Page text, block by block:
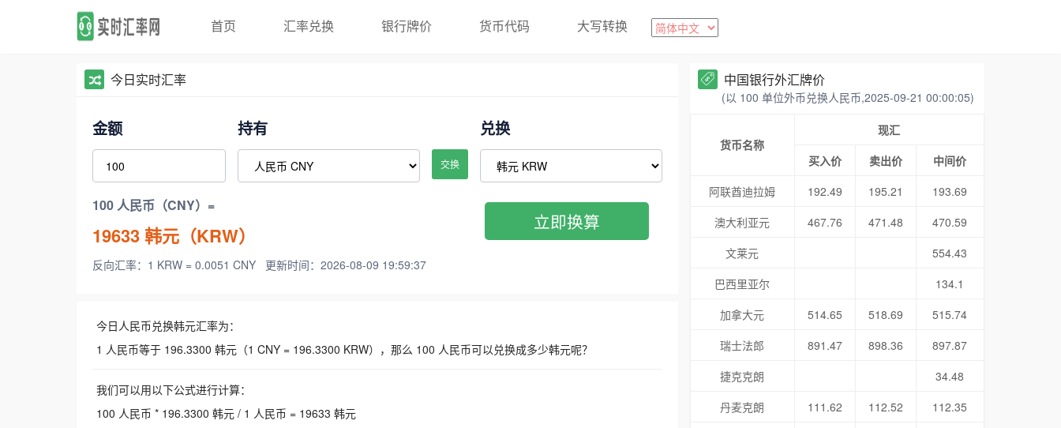
首页 汇率兑换 银行牌价 货币代码 大写转换
今日实时汇率
金额 持有
交换
兑换
100 人民币（CNY）=
19633韩元（KRW）
反向汇率：1 KRW = 0.0051 CNY 更新时间：2026-08-09 19:59:37
立即换算
今日人民币兑换韩元汇率为：
1 人民币等于 196.3300 韩元（1 CNY = 196.3300 KRW），那么 100 人民币可以兑换成多少韩元呢？
我们可以用以下公式进行计算：
100 人民币 * 196.3300 韩元 / 1 人民币 = 19633 韩元
中国银行外汇牌价
(以 100 单位外币兑换人民币,2025-09-21 00:00:05)
货币名称
现汇
买入价
卖出价
中间价
阿联酋迪拉姆
192.49 195.21
193.69
澳大利亚元
467.76 471.48
470.59
文莱元
554.43
巴西里亚尔
134.1
加拿大元
514.65 518.69
515.74
瑞士法郎
891.47 898.36
897.87
捷克克朗
34.48
丹麦克朗
111.62 112.52
112.35